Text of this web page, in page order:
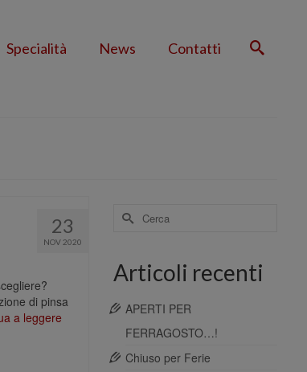
Specialità News Contatti
23
NOV 2020
di pinsa
a leggere
Cerca
per:
Articoli recenti
APERTI PER
FERRAGOSTO…!
Chiuso per Ferie